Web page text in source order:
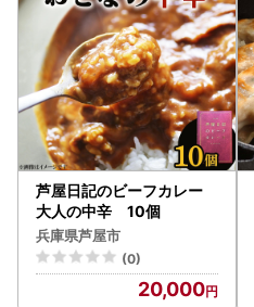
芦屋日記のビーフカレー
大人の中辛 10個
兵庫県芦屋市
(0)
20,000